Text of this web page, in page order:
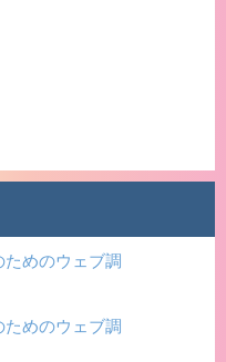
めのウェブ調
めのウェブ調